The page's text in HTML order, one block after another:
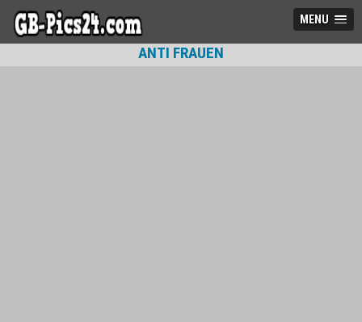
MENU
ANTI FRAUEN